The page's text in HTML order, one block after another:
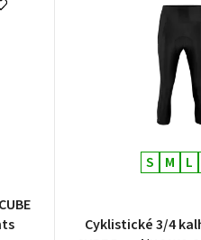
S M L
Cyklistické 3/4